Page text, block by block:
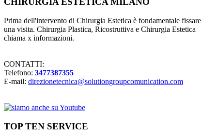
Prima dell'intervento di Chirurgia Estetica è fondamentale fissare
una visita. Chirurgia Plastica, Ricostruttiva e Chirurgia Estetica
chiama x informazioni.
CONTATTI:
Telefono: 3477387355
E-mail: direzionetecnica@solutiongroupcomunication.com
TOP TEN SERVICE